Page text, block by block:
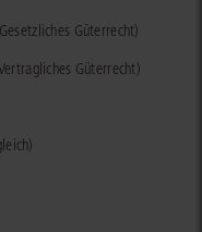
Güterrecht)
Güterrecht)